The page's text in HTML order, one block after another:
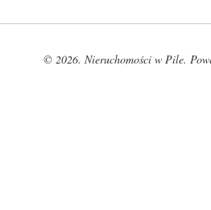
© 2026. Nieruchomości w Pile.